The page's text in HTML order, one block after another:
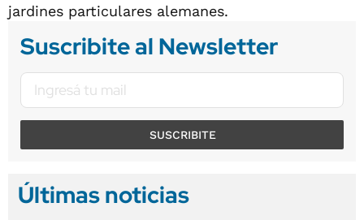
jardines particulares alemanes.
Suscribite al Newsletter
SUSCRIBITE
Últimas noticias